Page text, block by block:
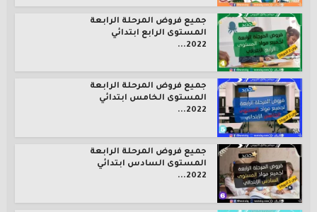
جميع فروض المرحلة الرابعة
المستوى الرابع ابتدائي
2022...
جميع فروض المرحلة الرابعة
المستوى الخامس ابتدائي
2022...
جميع فروض المرحلة الرابعة
المستوى السادس ابتدائي
2022...